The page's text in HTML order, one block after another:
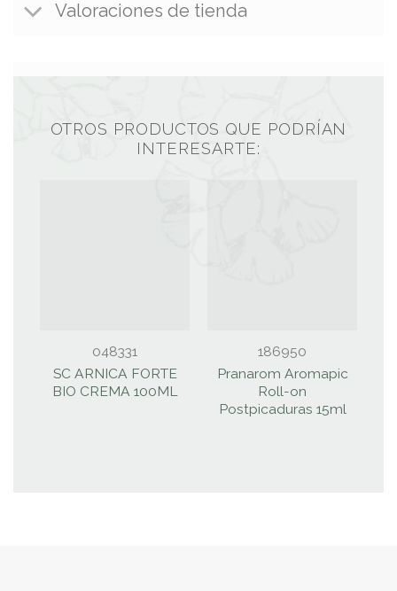
Valoraciones de tienda
OTROS PRODUCTOS QUE PODRÍAN
INTERESARTE:
048331
SC ARNICA FORTE
BIO CREMA 100ML
186950
Pranarom Aromapic
Roll-on
Postpicaduras 15ml